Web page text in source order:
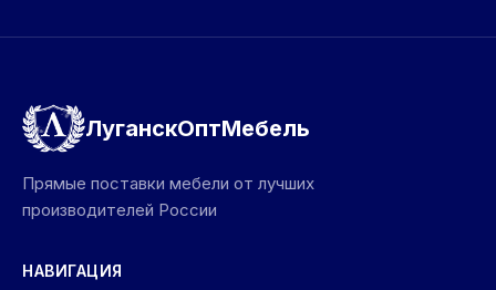
ЛуганскОптМебель
Прямые поставки мебели от лучших
производителей России
НАВИГАЦИЯ